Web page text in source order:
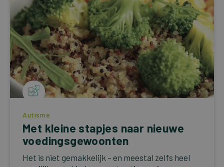
Autisme
Met kleine stapjes naar nieuwe
voedingsgewoonten
Het is niet gemakkelijk – en meestal zelfs heel